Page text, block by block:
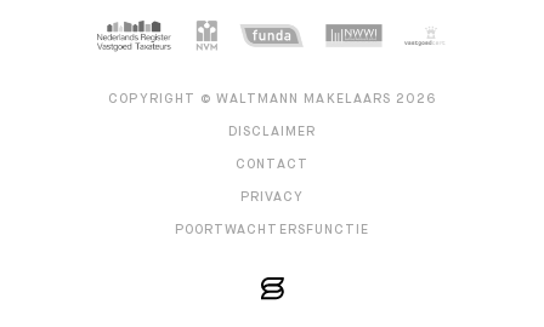
COPYRIGHT © WALTMANN MAKELAARS 2026
DISCLAIMER
CONTACT
PRIVACY
POORTWACHTERSFUNCTIE